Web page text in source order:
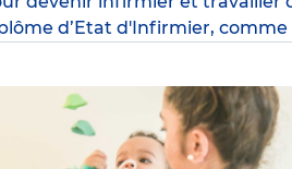
d’Etat d'Infirmier,